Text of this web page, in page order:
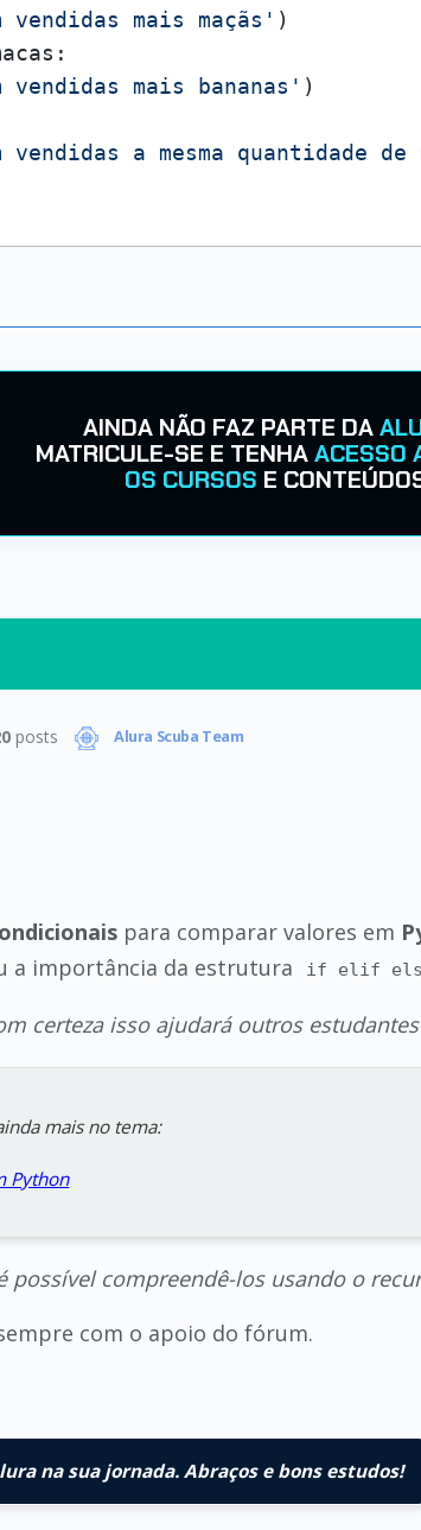
vendidas mais maçãs'
vendidas mais bananas'
vendidas a mesma quantidade de
AINDA NÃO FAZ PARTE DA
MATRICULE-SE E TENHAACESSO
OS CURSOS E
posts Alura Scuba Team
para comparar valores em
a importância da estrutura
if elif
certeza isso ajudará outros
mais no tema:
Python
possível compreendê-los usando o
com o apoio do fórum.
na sua jornada. Abraços e bons estudos!